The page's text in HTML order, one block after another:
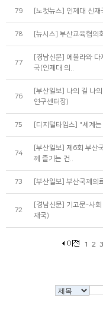
79 [노컷뉴스] 인제대 신재
78 [뉴시스] 부산교육협의
77
[경남신문] 에볼라와
국(인제대 의..
76
[부산일보] 나의 길 나
연구센터장)
75 [디지털타임스] "세계
74
[부산일보] 제6회 부산
께 즐기는 건..
73 [부산일보] 부산국제의
72
[경남신문] 기고문-사
재국)
1 2 3